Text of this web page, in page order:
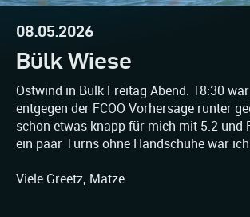
08.05.2026
Bülk Wiese
Ostwind in Bülk Freitag Abend. 18:30
entgegen der FCOO Vorhersage runter
schon etwas knapp für mich mit 5.2 und
ein paar Turns ohne Handschuhe war
Viele Greetz, Matze